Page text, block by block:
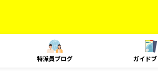
特派員ブログ ガイド